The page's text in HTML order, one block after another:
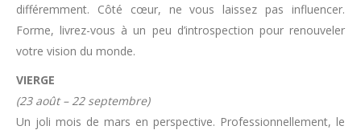
différemment. Côté cœur, ne vous laissez pas influencer.
Forme, livrez-vous à un peu d’introspection pour renouveler
votre vision du monde.
VIERGE
(23 août – 22 septembre)
Un joli mois de mars en perspective. Professionnellement, le